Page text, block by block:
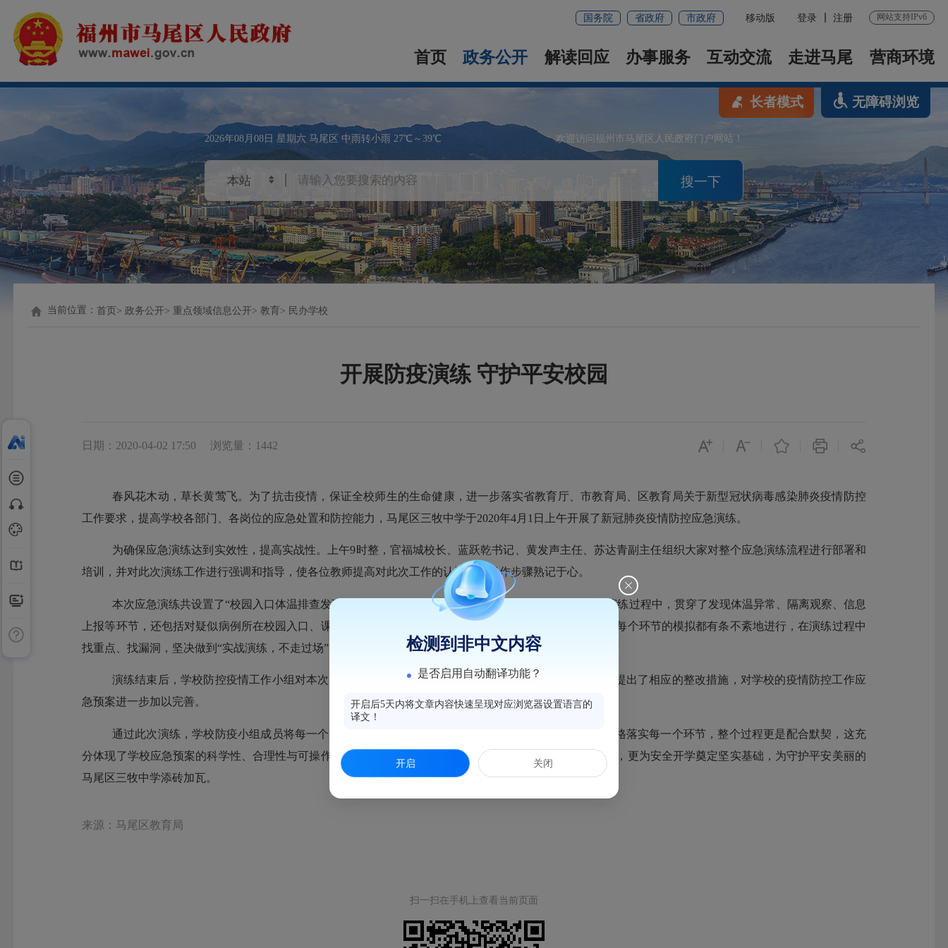
国务院 省政府 市政府 移动版 登录 注册 网站支持IPv6
首页 政务公开 解读回应 办事服务 互动交流 走进马尾 营商环境
2026年08月08日 星期六 马尾区 中雨转小雨 27℃～39℃ 欢迎访问福州市马尾区人民政府门户网站！
搜一下
长者模式 无障碍浏览
当前位置：首页 政务公开 重点领域信息公开 教育 民办学校
开展防疫演练 守护平安校园
日期：2020-04-02 17:50 浏览量：1442
春风花木动，草长黄莺飞。为了抗击疫情，保证全校师生的生命健康，进一步落实省教育厅、市教育局、区教育局关于新型冠状病毒感染肺炎疫情防控
工作要求，提高学校各部门、各岗位的应急处置和防控能力，马尾区三牧中学于2020年4月 1 日上午开展了新冠肺炎疫情防控应急演练。
为确保应急演练达到实效性，提高实战性。上午9时整，官福城校长、蓝跃乾书记、黄发声主任、苏达青副主任组织大家对整个应急演练流程进行部署和
培训，并对此次演练工作进行强调和指导，使各位教师提高对此次工作的认识，让操作步骤熟记于心。
本次应急演练共设置了“校园入口体温排查发现异常”和“教室内体温检测发现异常”两个模拟场景。在演练过程中，贯穿了发现体温异常、隔离观察、信息
上报等环节，还包括对疑似病例所在校园入口、课室区域进行消杀，对密切接触者的转运隔离。每个场景、每个环节的模拟都有条不紊地进行，在演练过程中
找重点、找漏洞，坚决做到“实战演练，不走过场”。
演练结束后，学校防控疫情工作小组对本次演练环节中存在的不足进行认真的梳理、总结和反馈，并提出了相应的整改措施，对学校的疫情防控工作应
急预案进一步加以完善。
通过此次演练，学校防疫小组成员将每一个环节都牢记于心，大家按照学校应急预案进行，不仅能严格落实每一个环节，整个过程更是配合默契，这充
分体现了学校应急预案的科学性、合理性与可操作性。此次演练，做到了未雨绸缪，不仅筑牢校园安全防线，更为安全开学奠定坚实基础，为守护平安美丽的
马尾区三牧中学添砖加瓦。
来源：马尾区教育局
扫一扫在手机上查看当前页面
检测到非中文内容
是否启用自动翻译功能？
开启后5天内将文章内容快速呈现对应浏览器设置语言的
译文！
开启 关闭